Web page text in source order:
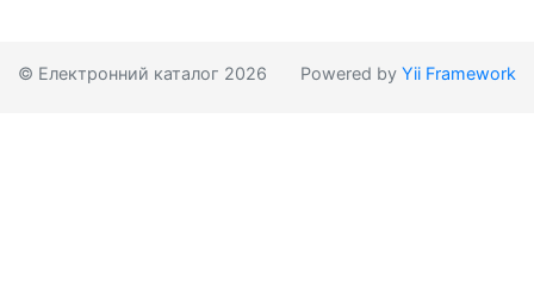
© Електронний каталог 2026 Powered by Yii Framework